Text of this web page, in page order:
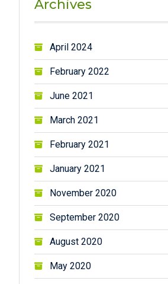
Archives
April 2024
February 2022
June 2021
March 2021
February 2021
January 2021
November 2020
September 2020
August 2020
May 2020